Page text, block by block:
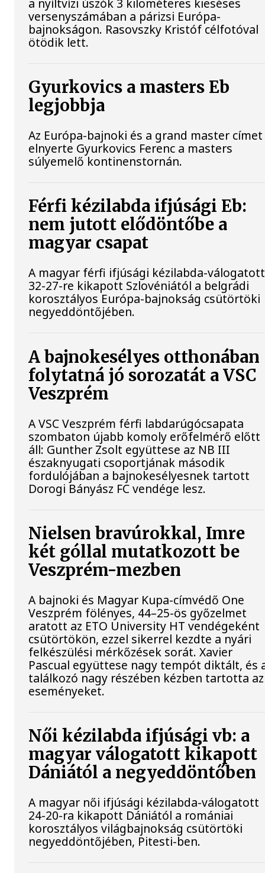
versenyszámában a párizsi Európa-
bajnokságon. Rasovszky Kristóf célfotóval
ötödik lett.
Gyurkovics a masters Eb
legjobbja
Az Európa-bajnoki és a grand master
elnyerte Gyurkovics Ferenc a masters
súlyemelő kontinenstornán.
Férfi kézilabda ifjúsági Eb:
nem jutott elődöntőbe a
magyar csapat
A magyar férfi ifjúsági kézilabda-válogatott
32-27-re kikapott Szlovéniától a belgrádi
korosztályos Európa-bajnokság csütörtöki
negyeddöntőjében.
A bajnokesélyes otthonában
folytatná jó sorozatát a VSC
Veszprém
A VSC Veszprém férfi labdarúgócsapata
szombaton újabb komoly erőfelmérő előtt
áll: Gunther Zsolt együttese az NB III
északnyugati csoportjának második
fordulójában a bajnokesélyesnek tartott
Dorogi Bányász FC vendége lesz.
Nielsen bravúrokkal, Imre
két góllal mutatkozott be
Veszprém-mezben
A bajnoki és Magyar Kupa-címvédő One
Veszprém fölényes, 44–25-ös győzelmet
aratott az ETO University HT vendégeként
csütörtökön, ezzel sikerrel kezdte a nyári
felkészülési mérkőzések sorát. Xavier
Pascual együttese nagy tempót diktált, és
találkozó nagy részében kézben tartotta az
eseményeket.
Női kézilabda ifjúsági vb: a
magyar válogatott kikapott
Dániától a negyeddöntőben
A magyar női ifjúsági kézilabda-válogatott
24-20-ra kikapott Dániától a romániai
korosztályos világbajnokság csütörtöki
negyeddöntőjében, Pitesti-ben.